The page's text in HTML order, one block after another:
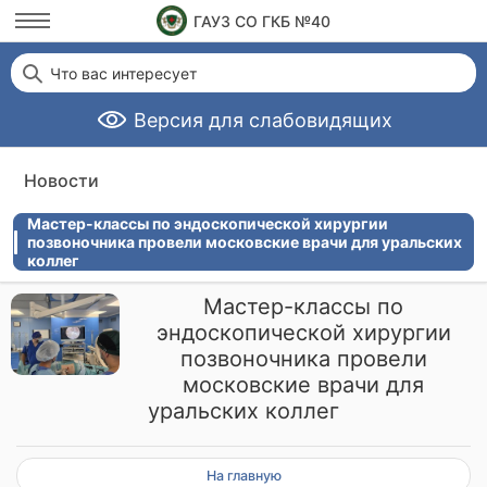
ГАУЗ СО ГКБ №40
Версия для слабовидящих
Что вас интересует
Новости
Мастер-классы по эндоскопической хирургии
позвоночника провели московские врачи для уральских
коллег
Мастер-классы по
эндоскопической хирургии
позвоночника провели
московские врачи для
уральских коллег
На главную